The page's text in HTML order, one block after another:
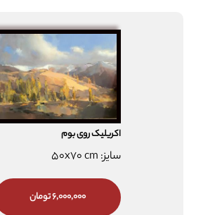
اکریلیک روی بوم
سایز: 50x70 cm
6,000,000 تومان